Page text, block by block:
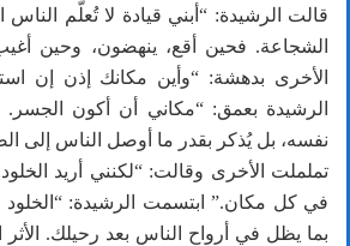
قالت الرشيدة: “أبني قيادة لا تُعلّم الناس
الشجاعة. فحين أقع، ينهضون، وحين
الأخرى بدهشة: “وأين مكانك إذن إن
الرشيدة بعمق: “مكاني أن أكون
نفسه، بل يُذكر بقدر ما أوصل الناس إلى
تململت الأخرى وقالت: “لكنني أريد
في كل مكان.” ابتسمت الرشيدة: “الخلود
بما يظل في أرواح الناس بعد رحيلك.